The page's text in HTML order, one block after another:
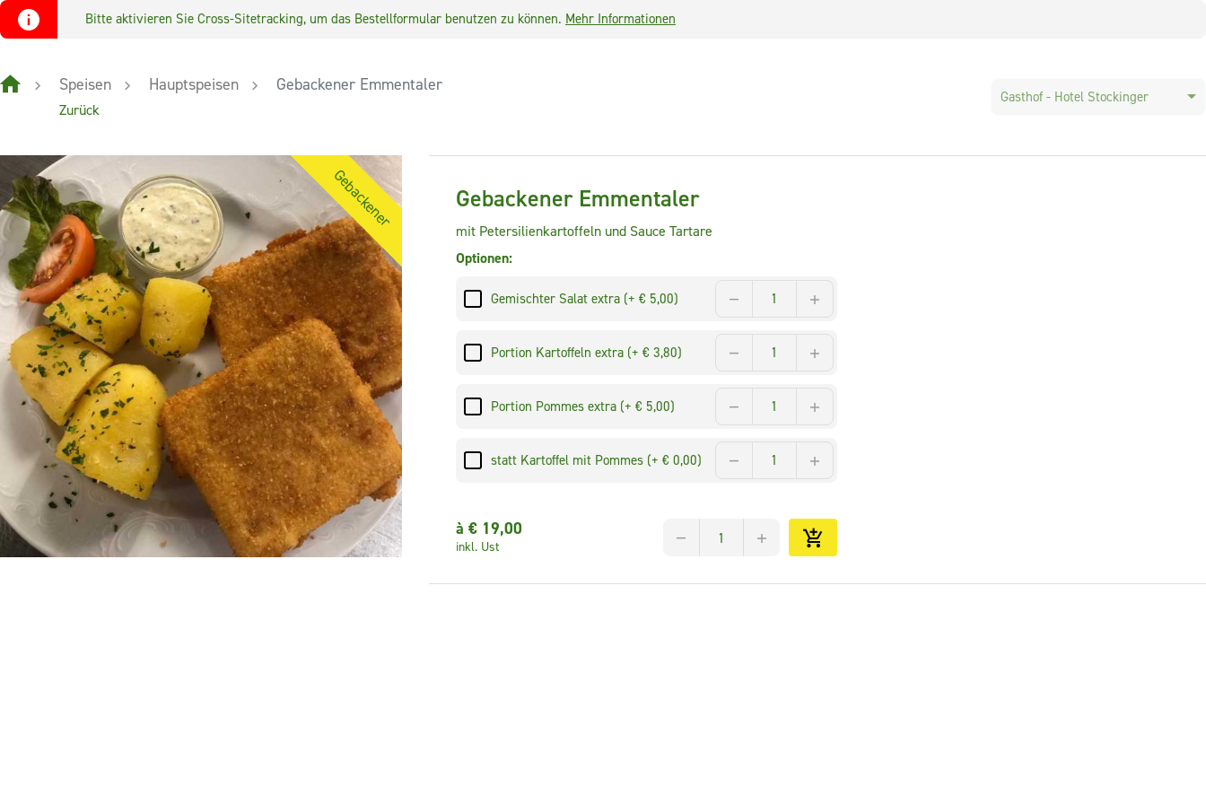
Bitte aktivieren Sie Cross-Sitetracking, um das Bestellformular benutzen zu können. Mehr Informationen
Speisen Hauptspeisen Gebackener Emmentaler
Zurück
Gasthof - Hotel Stockinger
Gebackener Gebackener Emmentaler
mit Petersilienkartoffeln und Sauce Tartare
Optionen:
Gemischter Salat extra (+ € 5,00)
Portion Kartoffeln extra (+ € 3,80)
Portion Pommes extra (+ € 5,00)
statt Kartoffel mit Pommes (+ € 0,00)
à € 19,00
inkl. Ust